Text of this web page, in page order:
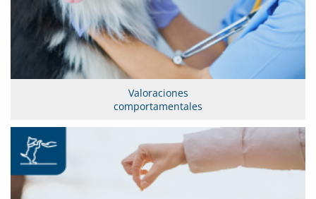
Valoraciones
comportamentales